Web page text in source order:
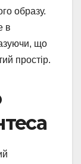
образу.
в
що
простір.